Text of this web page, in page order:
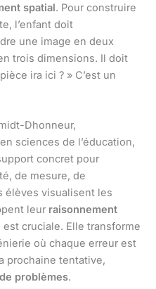
spatial. Pour construire
l’enfant doit
une image en deux
trois dimensions. Il doit
ira ici ? » C’est un
Dhonneur,
sciences de l’éducation,
concret pour
de mesure, de
élèves visualisent les
leur raisonnement
cruciale. Elle transforme
où chaque erreur est
prochaine tentative,
problèmes.